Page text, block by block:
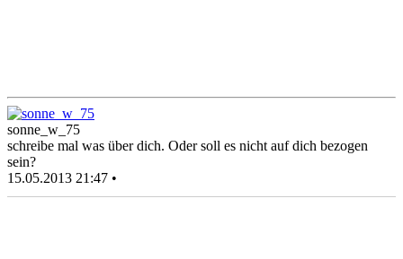
sonne_w_75
schreibe mal was über dich. Oder soll es nicht auf dich bezogen
sein?
15.05.2013 21:47 •